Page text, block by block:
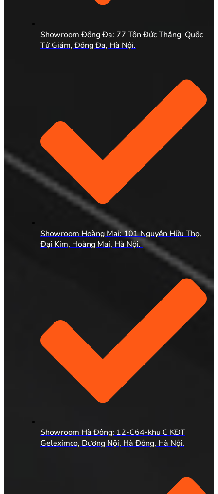
Showroom Đống Đa: 77 Tôn Đức Thắng, Quốc
Tử Giám, Đống Đa, Hà Nội.
Showroom Hoàng Mai: 101 Nguyễn Hữu Thọ,
Đại Kim, Hoàng Mai, Hà Nội.
Showroom Hà Đông: 12-C64-khu C KĐT
Geleximco, Dương Nội, Hà Đông, Hà Nội.